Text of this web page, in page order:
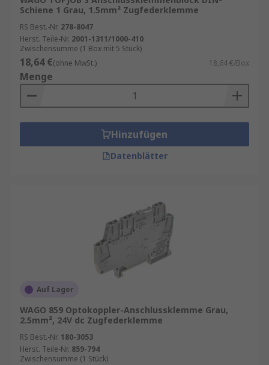
umweltbelastenden Materialien und
entsprechen den höchsten Qualitätsstandards.
Dadurch sind sie nicht nur umweltfreundlich,
sondern auch eine zukunftssichere Investition
für jede Anwendung.
Schiene 1 Grau, 1.5mm² Zugfederklemme
RS Best.-Nr. 278-8047
Herst. Teile-Nr. 2001-1311/1000-410
Zwischensumme (1 Box mit 5 Stück)
18,64 €(ohne MwSt.) 18,64 €/Box
Menge
Hinzufügen
Datenblätter
Auf Lager
WAGO 859 Optokoppler-Anschlussklemme Grau,
2.5mm², 24V dc Zugfederklemme
RS Best.-Nr. 180-3053
Herst. Teile-Nr. 859-794
Zwischensumme (1 Stück)